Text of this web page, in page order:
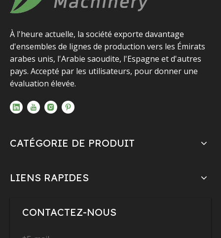
À l'heure actuelle, la société exporte davantage
d'ensembles de lignes de production vers les Émirats
arabes unis, l'Arabie saoudite, l'Espagne et d'autres
pays. Accepté par les utilisateurs, pour donner une
évaluation élevée.
CATÉGORIE DE PRODUIT
LIENS RAPIDES
CONTACTEZ-NOUS